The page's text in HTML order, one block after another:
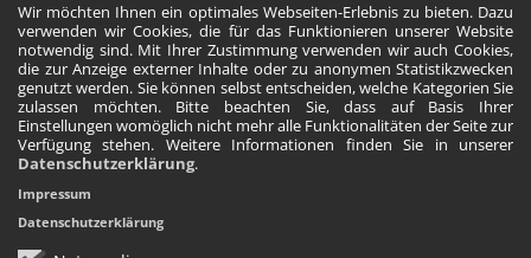
Wir möchten Ihnen ein optimales Webseiten-Erlebnis zu bieten. Dazu
verwenden wir Cookies, die für das Funktionieren unserer Website
notwendig sind. Mit Ihrer Zustimmung verwenden wir auch Cookies,
die zur Anzeige externer Inhalte oder zu anonymen Statistikzwecken
genutzt werden. Sie können selbst entscheiden, welche Kategorien Sie
zulassen möchten. Bitte beachten Sie, dass auf Basis Ihrer
Einstellungen womöglich nicht mehr alle Funktionalitäten der Seite zur
Verfügung stehen. Weitere Informationen finden Sie in unserer
Datenschutzerklärung.
Impressum
Datenschutzerklärung